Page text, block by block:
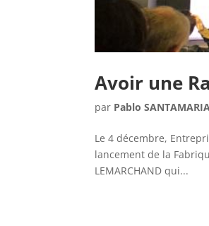
Avoir une
par Pablo
Le 4 décembre,
lancement de la
LEMARCHAND qui...